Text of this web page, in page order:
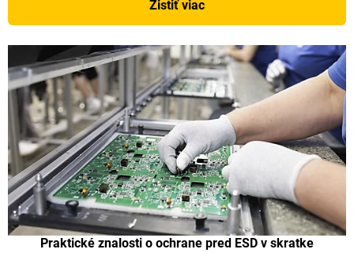
Zistiť viac
Praktické znalosti o ochrane pred ESD v skratke